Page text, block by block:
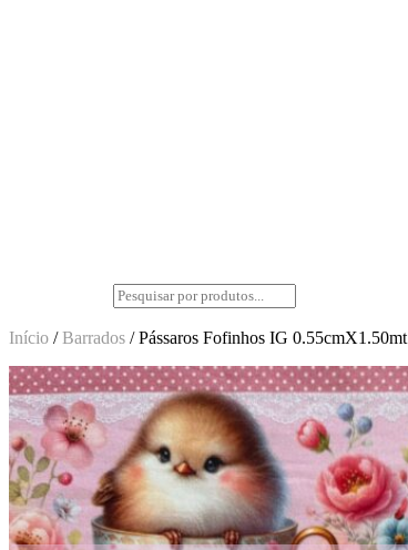
Início /Barrados / Pássaros Fofinhos IG 0.55cmX1.50mt